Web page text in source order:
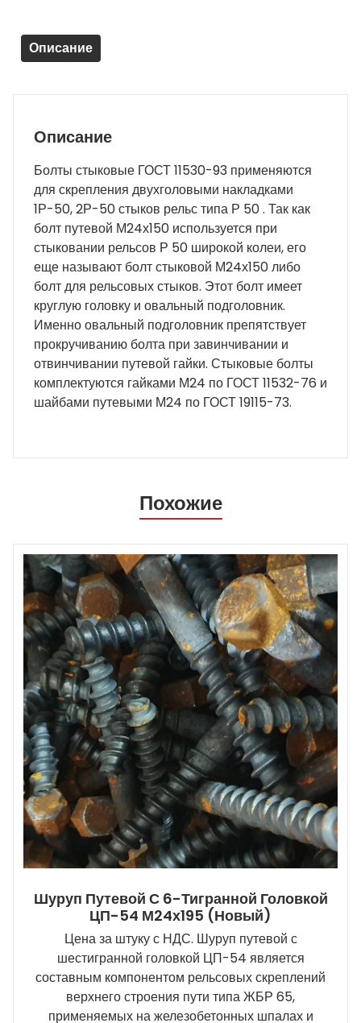
-
новый
Описание
Описание
Болты стыковые ГОСТ 11530-93 применяются
для скрепления двухголовыми накладками
1Р-50, 2Р-50 стыков рельс типа Р 50 . Так как
болт путевой М24х150 используется при
стыковании рельсов Р 50 широкой колеи, его
еще называют болт стыковой М24х150 либо
болт для рельсовых стыков. Этот болт имеет
круглую головку и овальный подголовник.
Именно овальный подголовник препятствует
прокручиванию болта при завинчивании и
отвинчивании путевой гайки. Стыковые болты
комплектуются гайками М24 по ГОСТ 11532-76 и
шайбами путевыми М24 по ГОСТ 19115-73.
Похожие
Шуруп Путевой С 6-Тигранной Головкой
ЦП-54 М24х195 (новый)
Цена за штуку с НДС. Шуруп путевой с
шестигранной головкой ЦП-54 является
составным компонентом рельсовых скреплений
верхнего строения пути типа ЖБР 65,
применяемых на железобетонных шпалах и